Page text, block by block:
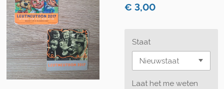
€ 3,00
Staat
Laat het me weten